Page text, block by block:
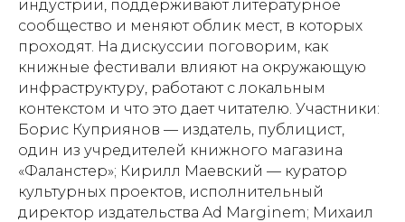
индустрии, поддерживают литературное
сообщество и меняют облик мест, в которых
проходят. На дискуссии поговорим, как
книжные фестивали влияют на окружающую
инфраструктуру, работают с локальным
контекстом и что это дает читателю. Участники:
Борис Куприянов — издатель, публицист,
один из учредителей книжного магазина
«Фаланстер»; Кирилл Маевский — куратор
культурных проектов, исполнительный
директор издательства Ad Marginem; Михаил